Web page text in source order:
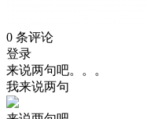
0 条评论
登录
来说两句吧。。。
我来说两句